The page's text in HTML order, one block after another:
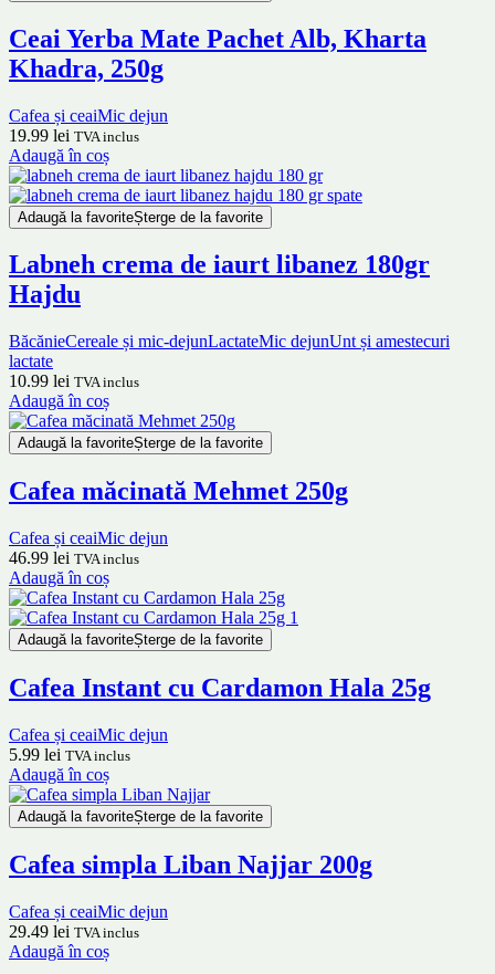
Ceai Yerba Mate Pachet Alb, Kharta
Khadra, 250g
Cafea și ceaiMic dejun
19.99 lei TVA inclus
Adaugă în coș
Adaugă la favoriteȘterge de la favorite
Labneh crema de iaurt libanez 180gr
Hajdu
BăcănieCereale și mic-dejunLactateMic dejunUnt și amestecuri
lactate
10.99 lei TVA inclus
Adaugă în coș
Adaugă la favoriteȘterge de la favorite
Cafea măcinată Mehmet 250g
Cafea și ceaiMic dejun
46.99 lei TVA inclus
Adaugă în coș
Adaugă la favoriteȘterge de la favorite
Cafea Instant cu Cardamon Hala 25g
Cafea și ceaiMic dejun
5.99 lei TVA inclus
Adaugă în coș
Adaugă la favoriteȘterge de la favorite
Cafea simpla Liban Najjar 200g
Cafea și ceaiMic dejun
29.49 lei TVA inclus
Adaugă în coș